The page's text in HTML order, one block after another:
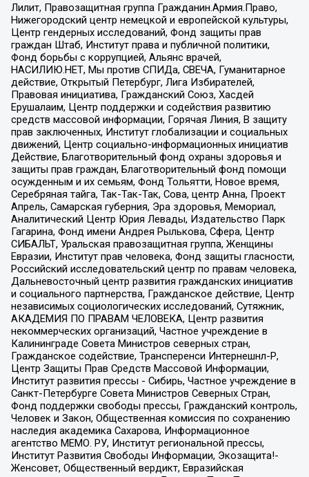
Лилит, Правозащитная группа Гражданин.Армия.Право,
Нижегородский центр немецкой и европейской культуры,
Центр гендерных исследований, Фонд защиты прав
граждан Штаб, Институт права и публичной политики,
Фонд борьбы с коррупцией, Альянс врачей,
НАСИЛИЮ.НЕТ, Мы против СПИДа, СВЕЧА, Гуманитарное
действие, Открытый Петербург, Лига Избирателей,
Правовая инициатива, Гражданский Союз, Хасдей
Ерушалаим, Центр поддержки и содействия развитию
средств массовой информации, Горячая Линия, В защиту
прав заключенных, Институт глобализации и социальных
движений, Центр социально-информационных инициатив
Действие, Благотворительный фонд охраны здоровья и
защиты прав граждан, Благотворительный фонд помощи
осужденным и их семьям, Фонд Тольятти, Новое время,
Серебряная тайга, Так-Так-Так, Сова, центр Анна, Проект
Апрель, Самарская губерния, Эра здоровья, Мемориал,
Аналитический Центр Юрия Левады, Издательство Парк
Гагарина, Фонд имени Андрея Рылькова, Сфера, Центр
СИБАЛЬТ, Уральская правозащитная группа, Женщины
Евразии, Институт прав человека, Фонд защиты гласности,
Российский исследовательский центр по правам человека,
Дальневосточный центр развития гражданских инициатив
и социального партнерства, Гражданское действие, Центр
независимых социологических исследований, Сутяжник,
АКАДЕМИЯ ПО ПРАВАМ ЧЕЛОВЕКА, Центр развития
некоммерческих организаций, Частное учреждение в
Калининграде Совета Министров северных стран,
Гражданское содействие, Трансперенси Интернешнл-Р,
Центр Защиты Прав Средств Массовой Информации,
Институт развития прессы - Сибирь, Частное учреждение в
Санкт-Петербурге Совета Министров Северных Стран,
Фонд поддержки свободы прессы, Гражданский контроль,
Человек и Закон, Общественная комиссия по сохранению
наследия академика Сахарова, Информационное
агентство МЕМО. РУ, Институт региональной прессы,
Институт Развития Свободы Информации, Экозащита!-
Женсовет, Общественный вердикт, Евразийская